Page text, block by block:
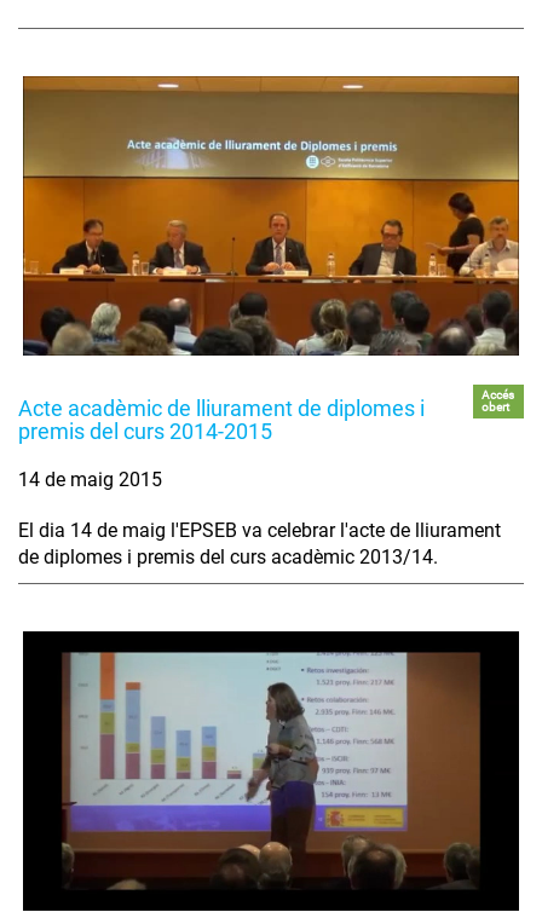
Acte acadèmic de lliurament de diplomes i
premis del curs 2014-2015
Accés
obert
14 de maig 2015
El dia 14 de maig l'EPSEB va celebrar l'acte de lliurament
de diplomes i premis del curs acadèmic 2013/14.